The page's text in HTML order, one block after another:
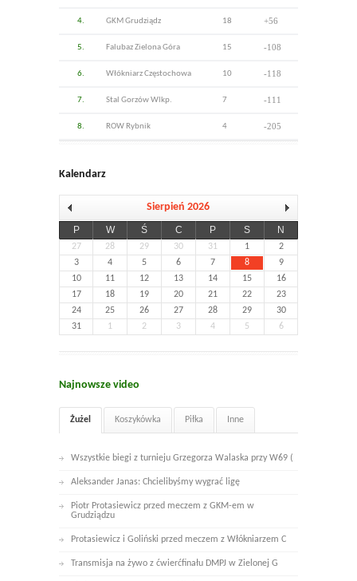
4. GKM Grudziądz 18 +56
5. Falubaz Zielona Góra 15 -108
6. Włókniarz Częstochowa 10 -118
7. Stal Gorzów Wlkp. 7 -111
8. ROW Rybnik 4 -205
Kalendarz
Sierpień 2026
P W Ś C P S N
27 28 29 30 31 1
2
3
4 5 6 7 8
9
10
11 12 13 14 15
16
17
18 19 20 21 22
23
24
25 26 27 28 29
30
31
1 2 3 4 5 6
Najnowsze video
Żużel Koszykówka Piłka Inne
Wszystkie biegi z turnieju Grzegorza Walaska przy W69 (
Aleksander Janas: Chcielibyśmy wygrać ligę
Piotr Protasiewicz przed meczem z GKM-em w
Grudziądzu
Protasiewicz i Goliński przed meczem z Włókniarzem C
Transmisja na żywo z ćwierćfinału DMPJ w Zielonej G